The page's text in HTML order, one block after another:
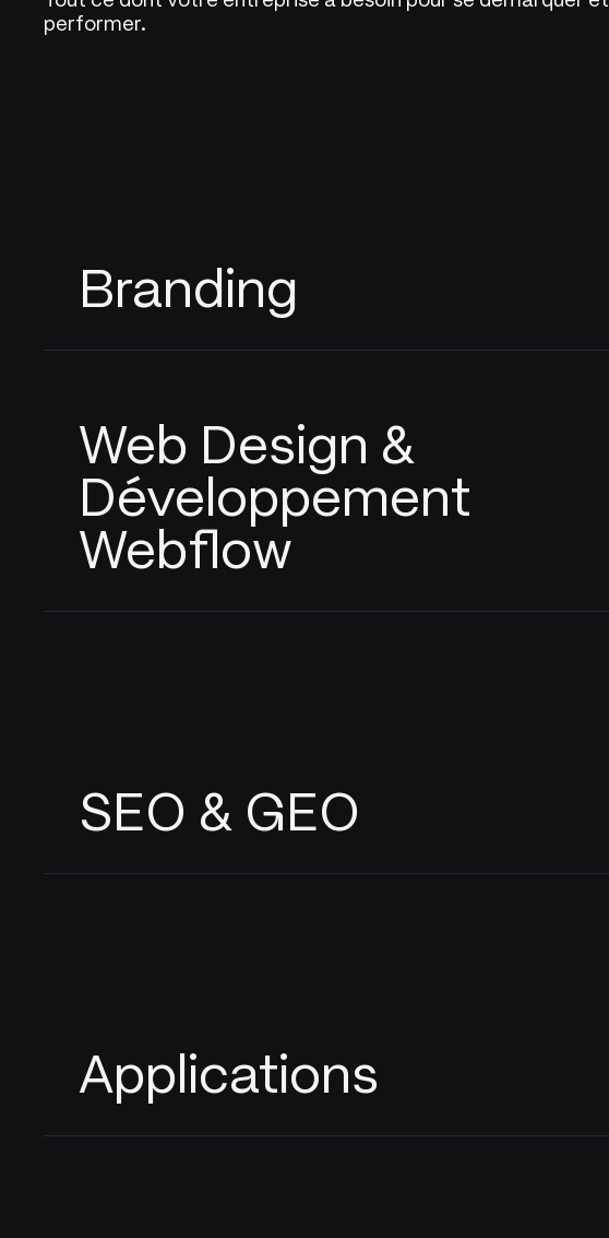
performer.
Branding
Web Design &
Développement
Webflow
SEO & GEO
Applications